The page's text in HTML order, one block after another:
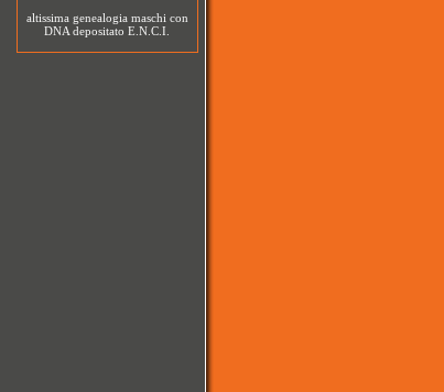
altissima genealogia maschi con
DNA depositato E.N.C.I.